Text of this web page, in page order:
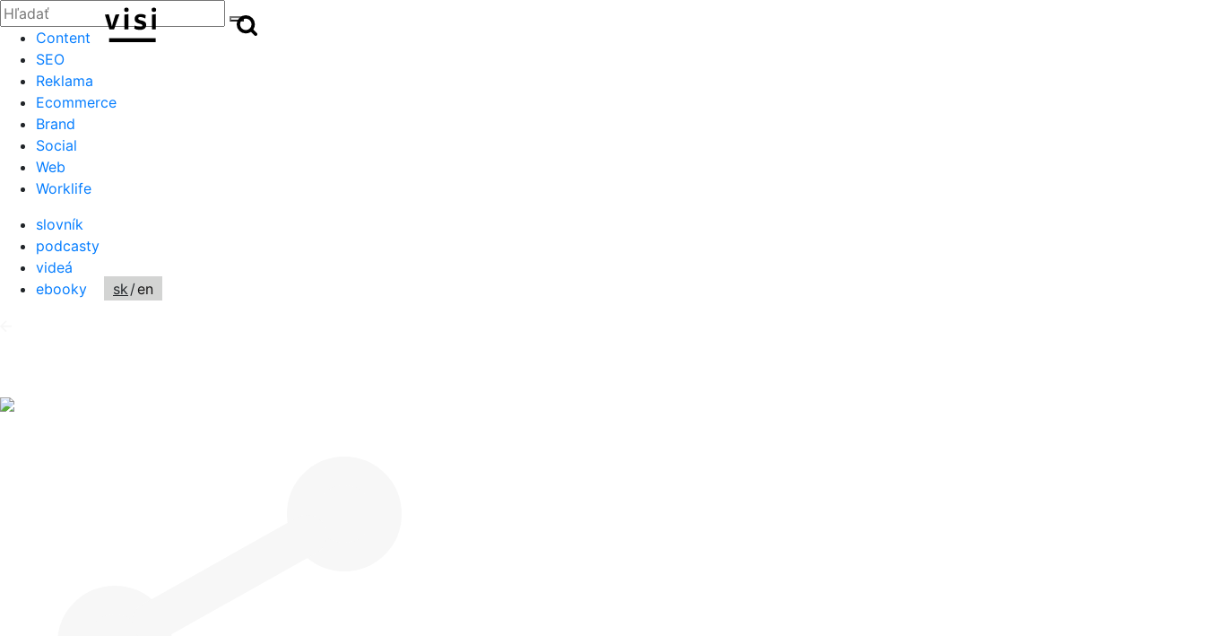
Zatvoriť
Hľadať:
Hľadať
Content
SEO
Reklama
Ecommerce
Brand
Social
Web
Worklife
slovník
podcasty
videá
ebooky
sk/en